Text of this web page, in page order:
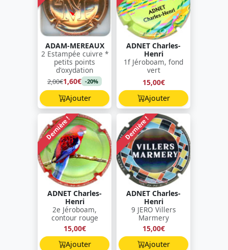
ADAM-MEREAUX
2 Estampée cuivre *
petits points
d'oxydation
2,00€1,60€ -20%
Ajouter
ADNET Charles-
Henri
1f Jéroboam, fond
vert
15,00€
Ajouter
Dernière !
ADNET Charles-
Henri
2e Jéroboam,
contour rouge
15,00€
Ajouter
Dernière !
ADNET Charles-
Henri
9 JERO Villers
Marmery
15,00€
Ajouter